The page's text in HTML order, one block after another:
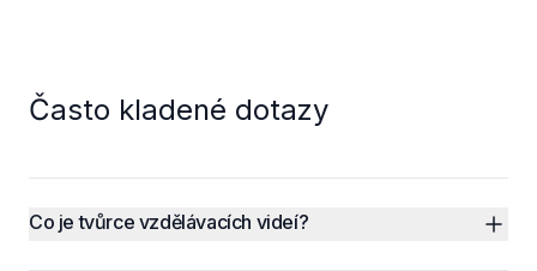
Často kladené dotazy
Co je tvůrce vzdělávacích videí?